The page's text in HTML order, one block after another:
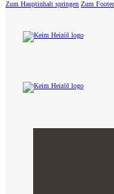
Zum Hauptinhalt springen Zum